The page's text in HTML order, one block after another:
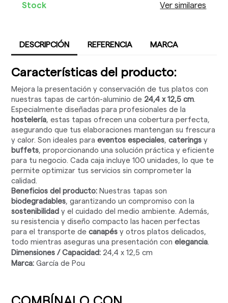
Stock Ver similares
DESCRIPCIÓN REFERENCIA MARCA
Características del producto:
Mejora la presentación y conservación de tus platos con
nuestras tapas de cartón-aluminio de 24,4 x 12,5 cm.
Especialmente diseñadas para profesionales de la
hostelería, estas tapas ofrecen una cobertura perfecta,
asegurando que tus elaboraciones mantengan su frescura
y calor. Son ideales paraeventos especiales,caterings y
buffets, proporcionando una solución práctica y eficiente
para tu negocio. Cada caja incluye 100 unidades, lo que te
permite optimizar tus servicios sin comprometer la
calidad.
Beneficios del producto: Nuestras tapas son
biodegradables, garantizando un compromiso con la
sostenibilidad y el cuidado del medio ambiente. Además,
su resistencia y diseño compacto las hacen perfectas
para el transporte decanapés y otros platos delicados,
todo mientras aseguras una presentación conelegancia.
Dimensiones / Capacidad: 24,4 x 12,5 cm
Marca: García de Pou